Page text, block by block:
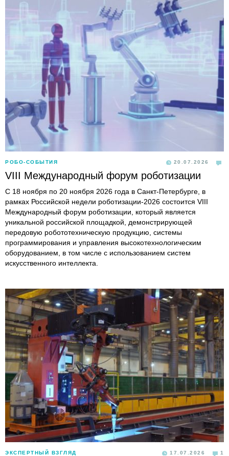
РОБО-СОБЫТИЯ 20.07.2026
VIII Международный форум роботизации
С 18 ноября по 20 ноября 2026 года в Санкт-Петербурге, в
рамках Российской недели роботизации-2026 состоится VIII
Международный форум роботизации, который является
уникальной российской площадкой, демонстрирующей
передовую робототехническую продукцию, системы
программирования и управления высокотехнологическим
оборудованием, в том числе с использованием систем
искусственного интеллекта.
ЭКСПЕРТНЫЙ ВЗГЛЯД 17.07.2026 1